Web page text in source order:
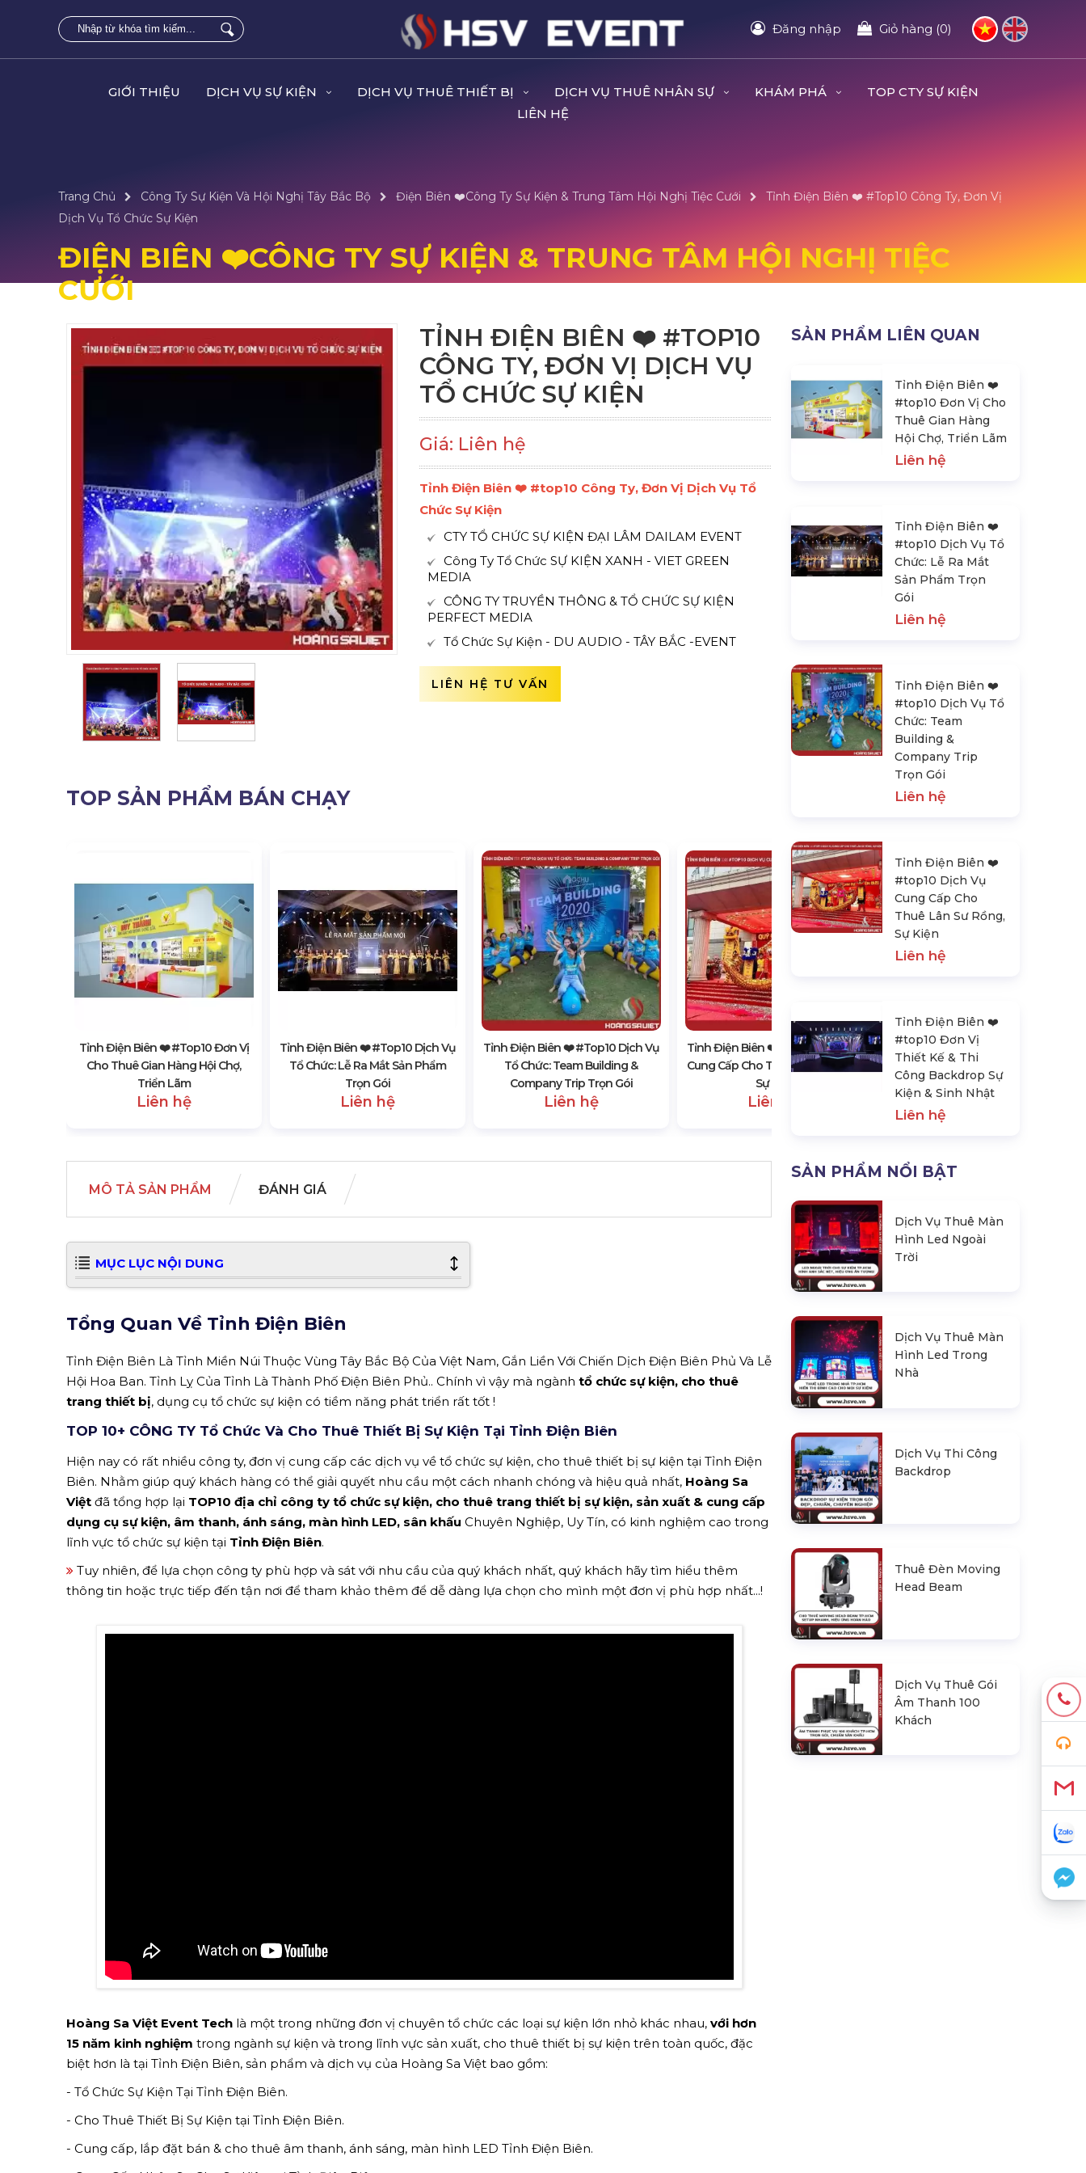
Đăng nhập Giỏ hàng (0)
GIỚI THIỆU DỊCH VỤ SỰ KIỆN DỊCH VỤ THUÊ THIẾT BỊ DỊCH VỤ THUÊ NHÂN SỰ KHÁM PHÁ
TOP CTY SỰ KIỆN
LIÊN HỆ
Trang Chủ Công Ty Sự Kiện Và Hội Nghị Tây Bắc Bộ Điện Biên ❤️️Công Ty Sự Kiện & Trung Tâm Hội Nghị Tiệc Cưới
Tỉnh Điện Biên ❤️️ #top10 Công Ty, Đơn Vị
Dịch Vụ Tổ Chức Sự Kiện
ĐIỆN BIÊN ❤️️CÔNG TY SỰ KIỆN & TRUNG TÂM HỘI NGHỊ TIỆC
CƯỚI
TỈNH ĐIỆN BIÊN ❤️️ #TOP10
CÔNG TY, ĐƠN VỊ DỊCH VỤ
TỔ CHỨC SỰ KIỆN
Giá: Liên hệ
Tỉnh Điện Biên ❤️️ #top10 Công Ty, Đơn Vị Dịch Vụ Tổ
Chức Sự Kiện
CTY TỔ CHỨC SỰ KIỆN ĐẠI LÂM DAILAM EVENT
Công Ty Tổ Chức SỰ KIỆN XANH - VIET GREEN
MEDIA
CÔNG TY TRUYỀN THÔNG & TỔ CHỨC SỰ KIỆN
PERFECT MEDIA
Tổ Chức Sự Kiện - DU AUDIO - TÂY BẮC -EVENT
LIÊN HỆ TƯ VẤN
TOP SẢN PHẨM BÁN CHẠY
Tỉnh Điện Biên ❤️️ #top10 Đơn Vị
Cho Thuê Gian Hàng Hội Chợ,
Triển Lãm
Liên hệ
Tỉnh Điện Biên ❤️️ #top10 Dịch Vụ
Tổ Chức: Lễ Ra Mắt Sản Phẩm
Trọn Gói
Liên hệ
Tỉnh Điện Biên ❤️️ #top10 Dịch Vụ
Tổ Chức: Team Building &
Company Trip Trọn Gói
Liên hệ
Tỉnh Điện Biên ❤️️ #top10 Dịch Vụ
Cung Cấp Cho Thuê Lân Sư Rồng,
Sự Kiện
Liên hệ
Kiện & Sinh Nhật
Liên hệ
MÔ TẢ SẢN PHẨM ĐÁNH GIÁ
MỤC LỤC NỘI DUNG
Tổng Quan Về Tỉnh Điện Biên
Tỉnh Điện Biên Là Tỉnh Miền Núi Thuộc Vùng Tây Bắc Bộ Của Việt Nam, Gắn Liền Với Chiến Dịch Điện Biên Phủ Và Lễ
Hội Hoa Ban. Tỉnh Lỵ Của Tỉnh Là Thành Phố Điện Biên Phủ.. Chính vì vậy mà ngành tổ chức sự kiện, cho thuê
trang thiết bị, dụng cụ tổ chức sự kiện có tiềm năng phát triển rất tốt !
TOP 10+ CÔNG TY Tổ Chức Và Cho Thuê Thiết Bị Sự Kiện Tại Tỉnh Điện Biên
Hiện nay có rất nhiều công ty, đơn vị cung cấp các dịch vụ về tổ chức sự kiện, cho thuê thiết bị sự kiện tại Tỉnh Điện
Biên. Nhằm giúp quý khách hàng có thể giải quyết nhu cầu một cách nhanh chóng và hiệu quả nhất, Hoàng Sa
Việt đã tổng hợp lại TOP10 địa chỉ công ty tổ chức sự kiện, cho thuê trang thiết bị sự kiện, sản xuất & cung cấp
dụng cụ sự kiện, âm thanh, ánh sáng, màn hình LED, sân khấu Chuyên Nghiệp, Uy Tín, có kinh nghiệm cao trong
lĩnh vực tổ chức sự kiện tại Tỉnh Điện Biên.
Tuy nhiên, để lựa chọn công ty phù hợp và sát với nhu cầu của quý khách nhất, quý khách hãy tìm hiểu thêm
thông tin hoặc trực tiếp đến tận nơi để tham khảo thêm để dễ dàng lựa chọn cho mình một đơn vị phù hợp nhất...!
Hoàng Sa Việt Event Tech là một trong những đơn vị chuyên tổ chức các loại sự kiện lớn nhỏ khác nhau, với hơn
15 năm kinh nghiệm trong ngành sự kiện và trong lĩnh vực sản xuất, cho thuê thiết bị sự kiện trên toàn quốc, đặc
biệt hơn là tại Tỉnh Điện Biên, sản phẩm và dịch vụ của Hoàng Sa Việt bao gồm:
- Tổ Chức Sự Kiện Tại Tỉnh Điện Biên.
- Cho Thuê Thiết Bị Sự Kiện tại Tỉnh Điện Biên.
- Cung cấp, lắp đặt bán & cho thuê âm thanh, ánh sáng, màn hình LED Tỉnh Điện Biên.
SẢN PHẨM LIÊN QUAN
Tỉnh Điện Biên ❤️️
#top10 Đơn Vị Cho
Thuê Gian Hàng
Hội Chợ, Triển Lãm
Liên hệ
Tỉnh Điện Biên ❤️️
#top10 Dịch Vụ Tổ
Chức: Lễ Ra Mắt
Sản Phẩm Trọn
Gói
Liên hệ
Tỉnh Điện Biên ❤️️
#top10 Dịch Vụ Tổ
Chức: Team
Building &
Company Trip
Trọn Gói
Liên hệ
Tỉnh Điện Biên ❤️️
#top10 Dịch Vụ
Cung Cấp Cho
Thuê Lân Sư Rồng,
Sự Kiện
Liên hệ
Tỉnh Điện Biên ❤️️
#top10 Đơn Vị
Thiết Kế & Thi
Công Backdrop Sự
Kiện & Sinh Nhật
Liên hệ
SẢN PHẨM NỔI BẬT
Dịch Vụ Thuê Màn
Hình Led Ngoài
Trời
Dịch Vụ Thuê Màn
Hình Led Trong
Nhà
Dịch Vụ Thi Công
Backdrop
Thuê Đèn Moving
Head Beam
Dịch Vụ Thuê Gói
Âm Thanh 100
Khách